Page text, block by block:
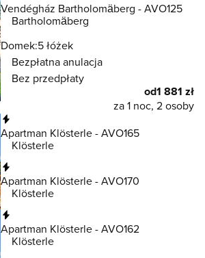
Vendégház Bartholomäberg - AVO125
Bartholomäberg
Domek:5 łóżek
Bezpłatna anulacja
Bez przedpłaty
od1 881 zł
za 1 noc, 2 osoby
Apartman Klösterle - AVO165
Klösterle
Apartman Klösterle - AVO170
Klösterle
Apartman Klösterle - AVO162
Klösterle